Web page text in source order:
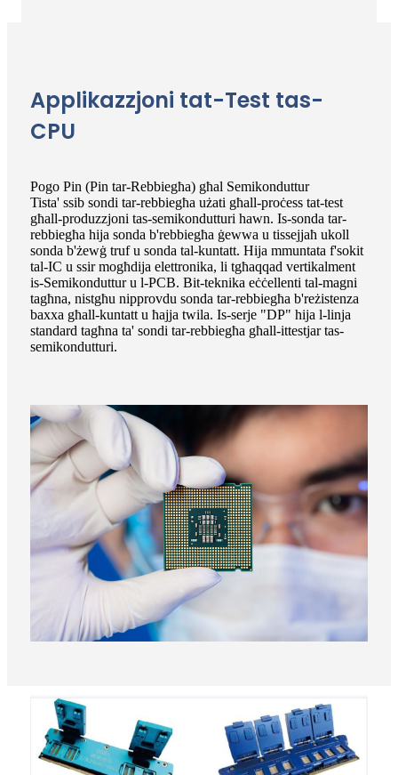
Applikazzjoni tat-Test tas-
CPU
Pogo Pin (Pin tar-Rebbiegħa) għal Semikonduttur
Tista' ssib sondi tar-rebbiegħa użati għall-proċess tat-test
għall-produzzjoni tas-semikondutturi hawn. Is-sonda tar-
rebbiegħa hija sonda b'rebbiegħa ġewwa u tissejjaħ ukoll
sonda b'żewġ truf u sonda tal-kuntatt. Hija mmuntata f'sokit
tal-IC u ssir mogħdija elettronika, li tgħaqqad vertikalment
is-Semikonduttur u l-PCB. Bit-teknika eċċellenti tal-magni
tagħna, nistgħu nipprovdu sonda tar-rebbiegħa b'reżistenza
baxxa għall-kuntatt u ħajja twila. Is-serje "DP" hija l-linja
standard tagħna ta' sondi tar-rebbiegħa għall-ittestjar tas-
semikondutturi.